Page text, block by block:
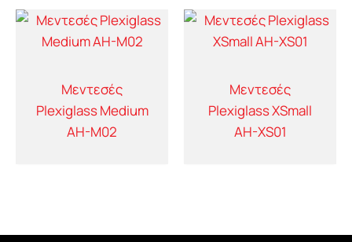
Μεντεσές
Plexiglass Medium
AH-M02
Μεντεσές
Plexiglass XSmall
AH-XS01